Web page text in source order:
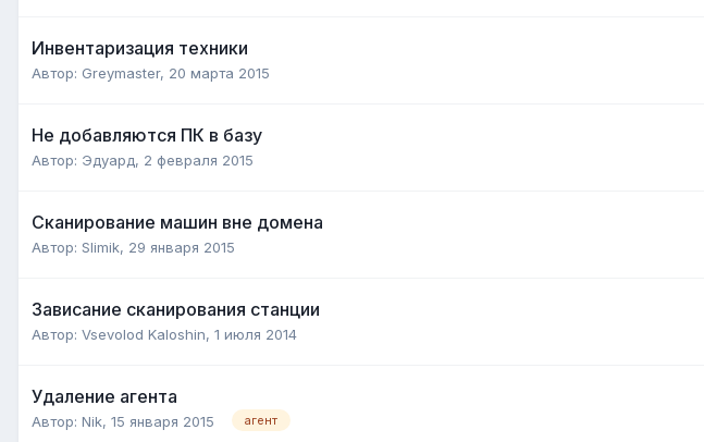
Инвентаризация техники
Автор: Greymaster, 20 марта 2015
Не добавляются ПК в базу
Автор: Эдуард, 2 февраля 2015
Сканирование машин вне домена
Автор: Slimik, 29 января 2015
Зависание сканирования станции
Автор: Vsevolod Kaloshin, 1 июля 2014
Удаление агента
Автор: Nik, 15 января 2015 агент